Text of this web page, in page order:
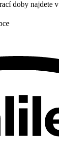
doby najdete v